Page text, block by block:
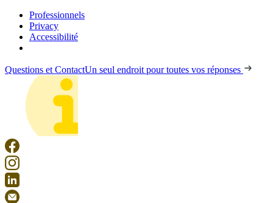
Professionnels
Privacy
Accessibilité
Questions et ContactUn seul endroit pour toutes vos réponses